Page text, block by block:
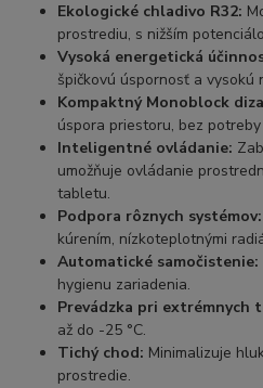
Ekologické chladivo R32:
prostrediu, s nižším
Vysoká energetická
špičkovú úspornosť a vysokú
Kompaktný Monoblock
úspora priestoru, bez
Inteligentné ovládanie:
umožňuje ovládanie
tabletu.
Podpora rôznych systémov:
kúrením, nízkoteplotnými
Automatické samočistenie:
hygienu zariadenia.
Prevádzka pri extrémnych
až do -25 °C.
Tichý chod: Minimalizuje
prostredie.